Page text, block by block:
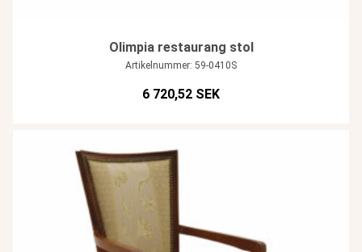
Olimpia restaurang stol
Artikelnummer: 59-0410S
6 720,52 SEK